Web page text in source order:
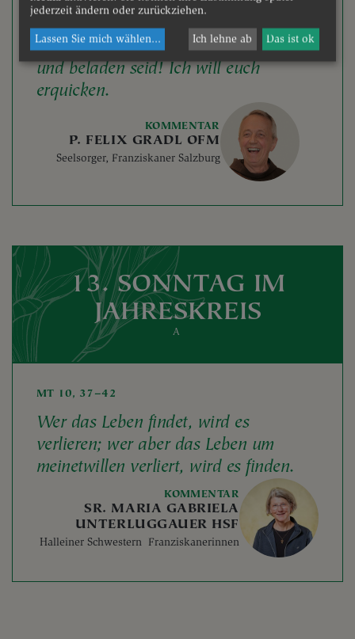
MT 11, 25–30
Kommt alle zu mir, die ihr mühselig
und beladen seid! Ich will euch
erquicken.
KOMMENTAR
P. FELIX GRADL OFM
Seelsorger, Franziskaner Salzburg
13. SONNTAG IM
JAHRESKREIS
A
MT 10, 37–42
Wer das Leben findet, wird es
verlieren; wer aber das Leben um
meinetwillen verliert, wird es finden.
KOMMENTAR
SR. MARIA GABRIELA
UNTERLUGGAUER HSF
Halleiner Schwestern Franziskanerinnen
jederzeit ändern oder zurückziehen.
Lassen Sie mich wählen... Ich lehne ab Das ist ok